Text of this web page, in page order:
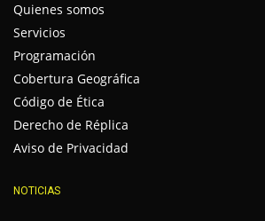
Quienes somos
Servicios
Programación
Cobertura Geográfica
Código de Ética
Derecho de Réplica
Aviso de Privacidad
NOTICIAS